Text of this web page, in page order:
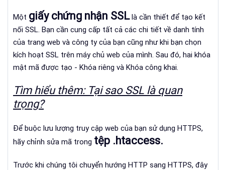
Một giấy chứng nhận SSLlà cần thiết để tạo kết
nối SSL. Bạn cần cung cấp tất cả các chi tiết về danh tính
của trang web và công ty của bạn cũng như khi bạn chọn
kích hoạt SSL trên máy chủ web của mình. Sau đó, hai khóa
mật mã được tạo - Khóa riêng và Khóa công khai.
Tìm hiểu thêm: Tại sao SSL là quan
trọng?
Để buộc lưu lượng truy cập web của bạn sử dụng HTTPS,
hãy chỉnh sửa mã trong tệp .htaccess.
Trước khi chúng tôi chuyển hướng HTTP sang HTTPS, đây